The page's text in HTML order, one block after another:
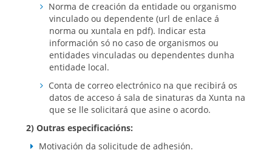
Norma de creación da entidade ou organismo
vinculado ou dependente (url de enlace á
norma ou xuntala en pdf). Indicar esta
información só no caso de organismos ou
entidades vinculadas ou dependentes dunha
entidade local.
Conta de correo electrónico na que recibirá os
datos de acceso á sala de sinaturas da Xunta na
que se lle solicitará que asine o acordo.
2) Outras especificacións:
Motivación da solicitude de adhesión.